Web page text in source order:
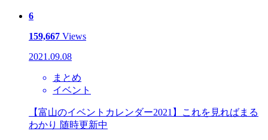
6
159,667 Views
2021.09.08
まとめ
イベント
【富山のイベントカレンダー2021】これを見ればまる
わかり 随時更新中